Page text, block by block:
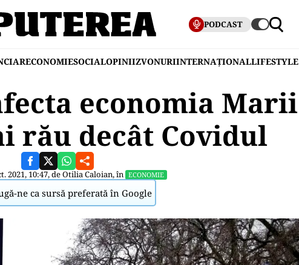
PODCAST
ECONOMIESOCIALOPINIIZVONURIINTERNAȚIONALLIFESTYLE
economia Marii
rău decât Covidul
2021, 10:47, deOtilia Caloian, în ECONOMIE
ne ca sursă preferată în Google